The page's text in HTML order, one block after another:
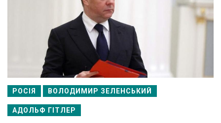
РОСІЯ ВОЛОДИМИР ЗЕЛЕНСЬКИЙ
АДОЛЬФ ГІТЛЕР